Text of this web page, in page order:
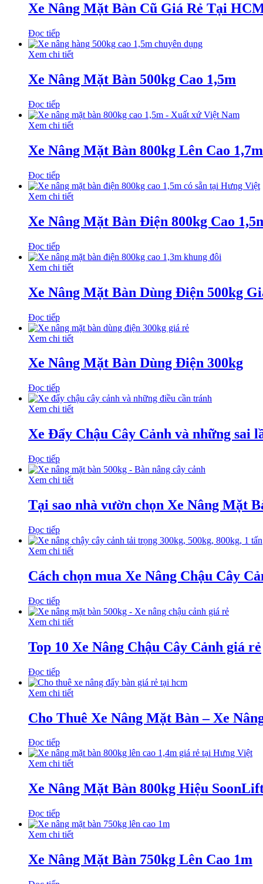
Xe Nâng Mặt Bàn Cũ Giá Rẻ Tại
Đọc tiếp
Xem chi tiết
Xe Nâng Mặt Bàn 500kg Cao 1,5m
Đọc tiếp
Xem chi tiết
Xe Nâng Mặt Bàn 800kg Lên Cao 1,7m
Đọc tiếp
Xem chi tiết
Xe Nâng Mặt Bàn Điện 800kg Cao
Đọc tiếp
Xem chi tiết
Xe Nâng Mặt Bàn Dùng Điện 500kg
Đọc tiếp
Xem chi tiết
Xe Nâng Mặt Bàn Dùng Điện 300kg
Đọc tiếp
Xem chi tiết
Xe Đẩy Chậu Cây Cảnh và những sai
Đọc tiếp
Xem chi tiết
Tại sao nhà vườn chọn Xe Nâng Mặt
Đọc tiếp
Xem chi tiết
Cách chọn mua Xe Nâng Chậu Cây
Đọc tiếp
Xem chi tiết
Top 10 Xe Nâng Chậu Cây Cảnh giá rẻ
Đọc tiếp
Xem chi tiết
Cho Thuê Xe Nâng Mặt Bàn – Xe
Đọc tiếp
Xem chi tiết
Xe Nâng Mặt Bàn 800kg Hiệu
Đọc tiếp
Xem chi tiết
Xe Nâng Mặt Bàn 750kg Lên Cao 1m